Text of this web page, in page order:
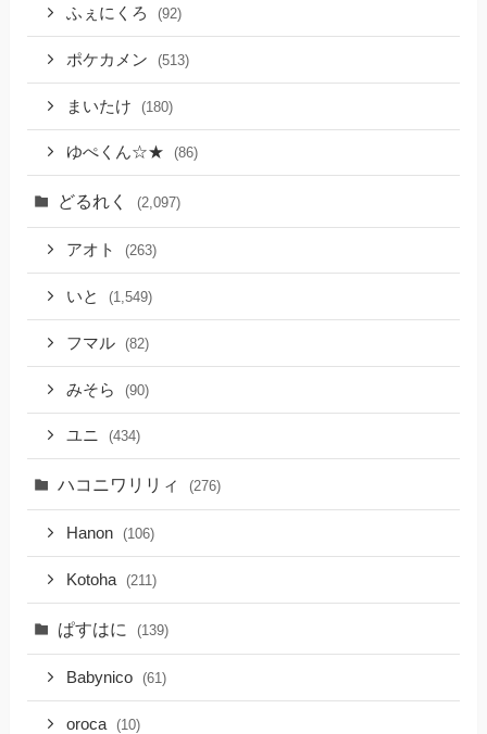
ふぇにくろ (92)
ポケカメン (513)
まいたけ (180)
ゆぺくん☆★ (86)
どるれく (2,097)
アオト (263)
いと (1,549)
フマル (82)
みそら (90)
ユニ (434)
ハコニワリリィ (276)
Hanon (106)
Kotoha (211)
ぱすはに (139)
Babynico (61)
oroca (10)